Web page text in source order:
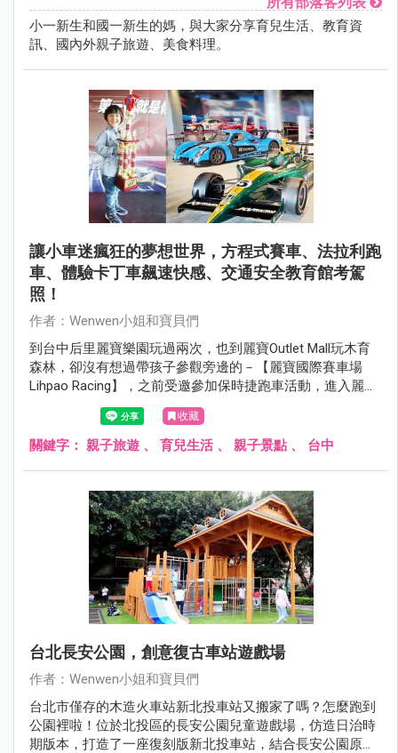
小一新生和國一新生的媽，與大家分享育兒生活、教育資
訊、國內外親子旅遊、美食料理。
讓小車迷瘋狂的夢想世界，方程式賽車、法拉利跑
車、體驗卡丁車飆速快感、交通安全教育館考駕
照！
作者：Wenwen小姐和寶貝們
到台中后里麗寶樂園玩過兩次，也到麗寶Outlet Mall玩木育
森林，卻沒有想過帶孩子參觀旁邊的－【麗寶國際賽車場
Lihpao Racing】，之前受邀參加保時捷跑車活動，進入麗寶
賽車場才發現，這裡有好多帥氣的賽車、跑車、摩托車...而
且是免費參觀耶！
收藏
關鍵字： 親子旅遊 、 育兒生活、 親子景點 、 台中
台北長安公園，創意復古車站遊戲場
作者：Wenwen小姐和寶貝們
台北市僅存的木造火車站新北投車站又搬家了嗎？怎麼跑到
公園裡啦！位於北投區的長安公園兒童遊戲場，仿造日治時
期版本，打造了一座復刻版新北投車站，結合長安公園原有